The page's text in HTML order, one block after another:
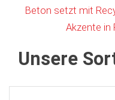
Beton setzt mit
Akzente in
Unsere